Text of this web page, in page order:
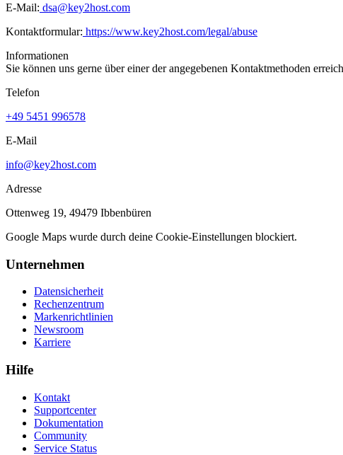
E-Mail: dsa@key2host.com
Kontaktformular: https://www.key2host.com/legal/abuse
Informationen
Sie können uns gerne über einer der angegebenen Kontaktmethoden
Telefon
+49 5451 996578
E-Mail
info@key2host.com
Adresse
Ottenweg 19, 49479 Ibbenbüren
Google Maps wurde durch deine Cookie-Einstellungen blockiert.
Unternehmen
Datensicherheit
Rechenzentrum
Markenrichtlinien
Newsroom
Karriere
Hilfe
Kontakt
Supportcenter
Dokumentation
Community
Service Status